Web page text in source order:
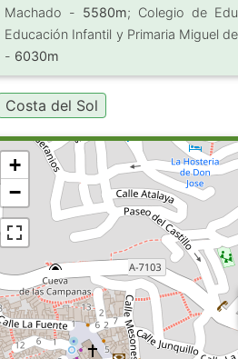
Machado - 5580m; Colegio de
Educación Infantil y Primaria Miguel
- 6030m
Costa del Sol
+
−